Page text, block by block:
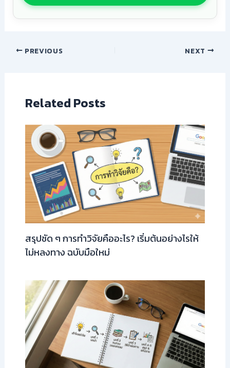
PREVIOUS NEXT
Related Posts
สรุปชัด ๆ การทำวิจัยคืออะไร? เริ่มต้นอย่างไรให้
ไม่หลงทาง ฉบับมือใหม่